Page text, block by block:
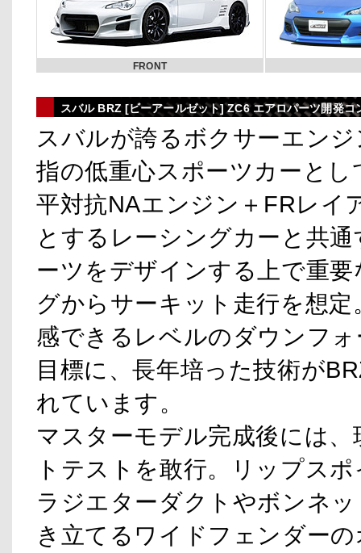
FRONT
スバル BRZ [ビーアールゼット] ZC6 エアロパーツ開発コ
スバルが誇るボクサーエン
指の低重心スポーツカーと
平対抗NAエンジン＋FRレイ
とするレーシングカーと共
ーツをデザインする上で重
グからサーキット走行を想
感できるレベルのダウンフ
目標に、長年培った技術が
れています。
マスターモデル完成後には
トテストを敢行。リップス
ラジエターダクトやボンネ
き立てるワイドフェンダー